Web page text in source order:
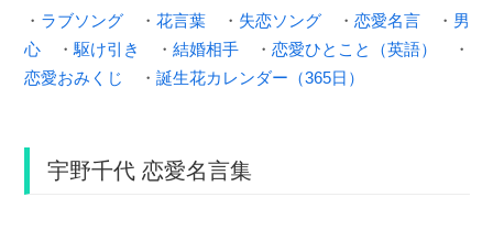
・ ラブソング ・ 花言葉 ・ 失恋ソング ・ 恋愛名言 ・ 男
心 ・ 駆け引き ・ 結婚相手 ・ 恋愛ひとこと（英語）
・
恋愛おみくじ
・ 誕生花カレンダー（365日）
宇野千代 恋愛名言集